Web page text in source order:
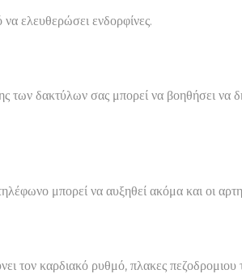
ελευθερώσει ενδορφίνες.
των δακτύλων σας μπορεί να
μπορεί να αυξηθεί ακόμα και οι
τον καρδιακό ρυθμό, πλακες